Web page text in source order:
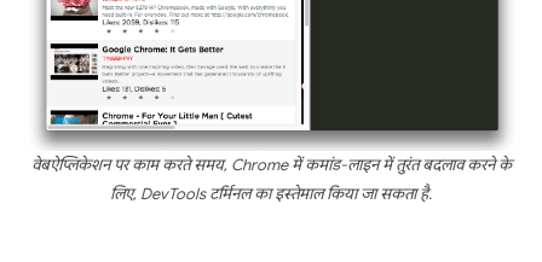
वेबऐप्लिकेशन पर काम करते समय, Chrome में कमांड-लाइन में तुरंत बदलाव करने के
लिए, DevTools टर्मिनल का इस्तेमाल किया जा सकता है.